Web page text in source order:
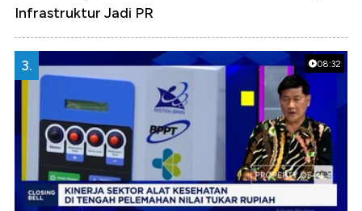
Infrastruktur Jadi PR
08:32
3.